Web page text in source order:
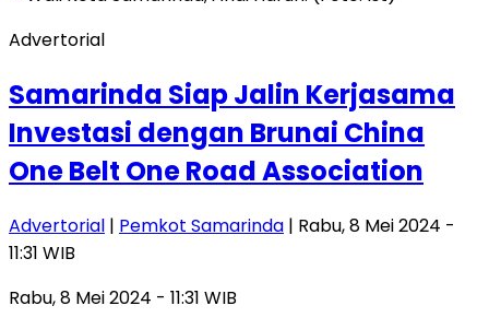
Advertorial
Samarinda Siap Jalin Kerjasama
Investasi dengan Brunai China
One Belt One Road Association
Advertorial | Pemkot Samarinda | Rabu, 8 Mei 2024 -
11:31 WIB
Rabu, 8 Mei 2024 - 11:31 WIB